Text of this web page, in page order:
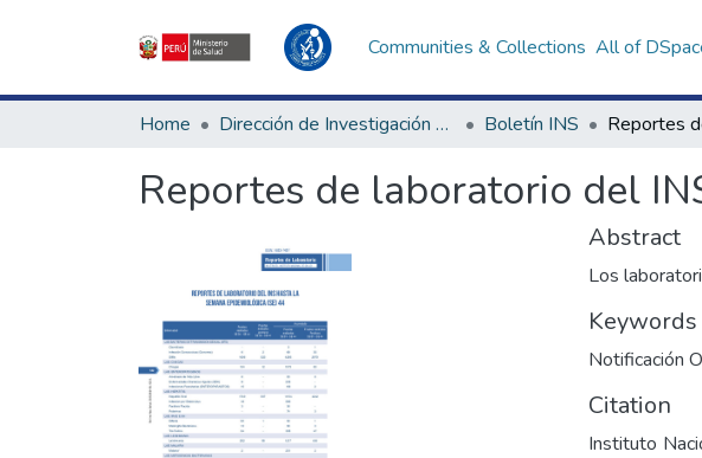
Communities & Collections All of
Home Dirección de Investigación e Innovación en Salud Boletín INS
Reportes de laboratorio del
Abstract
Los
Keywords
Notificación
Citation
Instituto